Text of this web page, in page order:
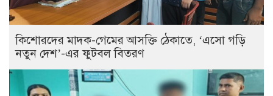
কিশোরদের মাদক-গেমের আসক্তি ঠেকাতে, ‘এসো গড়ি
নতুন দেশ’-এর ফুটবল বিতরণ